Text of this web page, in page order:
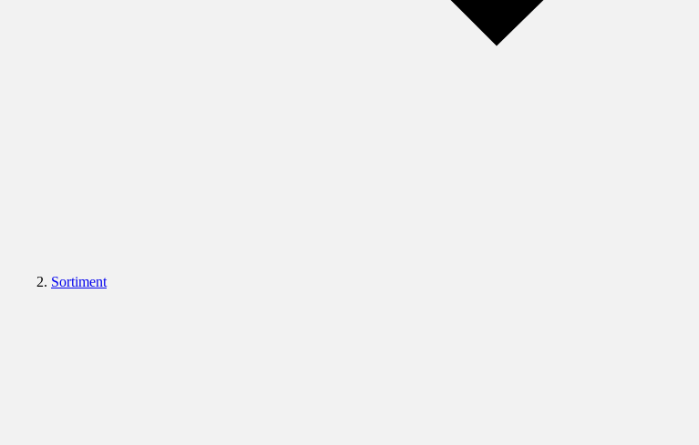
Sortiment